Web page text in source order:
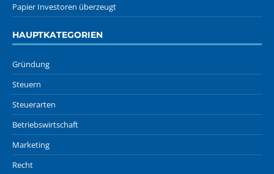
Papier Investoren überzeugt
HAUPTKATEGORIEN
Gründung
Steuern
Steuerarten
Betriebswirtschaft
Marketing
Recht